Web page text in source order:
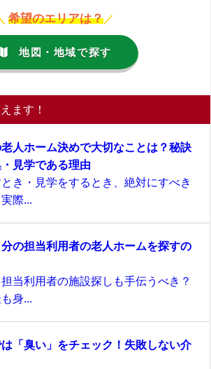
希望のエリアは？ ／
地図・地域で探す
ます！
人ホーム決めで大切なことは？秘訣
見学である理由
き・見学をするとき、絶対にすべき
際...
の担当利用者の老人ホームを探すの
当利用者の施設探しも手伝うべき？
身...
「臭い」をチェック！失敗しない介